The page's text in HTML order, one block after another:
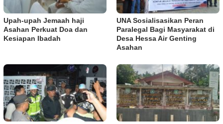
Upah-upah Jemaah haji
Asahan Perkuat Doa dan
Kesiapan Ibadah
UNA Sosialisasikan Peran
Paralegal Bagi Masyarakat di
Desa Hessa Air Genting
Asahan